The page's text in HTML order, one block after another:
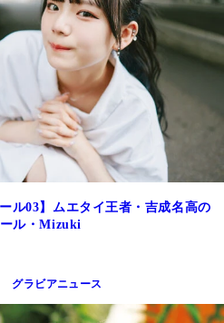
ル03】ムエタイ王者・吉成名高の
ル・Mizuki
グラビアニュース